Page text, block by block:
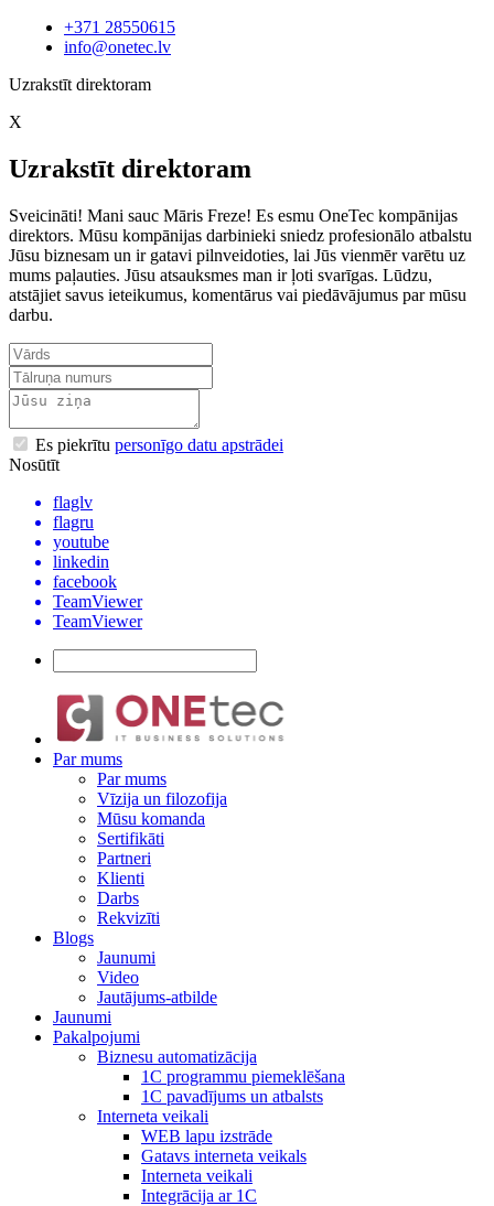
+371 28550615
info@onetec.lv
Uzrakstīt direktoram
X
Uzrakstīt direktoram
Sveicināti! Mani sauc Māris Freze! Es esmu OneTec kompānijas
direktors. Mūsu kompānijas darbinieki sniedz profesionālo atbalstu
Jūsu biznesam un ir gatavi pilnveidoties, lai Jūs vienmēr varētu uz
mums paļauties. Jūsu atsauksmes man ir ļoti svarīgas. Lūdzu,
atstājiet savus ieteikumus, komentārus vai piedāvājumus par mūsu
darbu.
Es piekrītu personīgo datu apstrādei
Nosūtīt
flaglv
flagru
youtube
linkedin
facebook
TeamViewer
TeamViewer
Par mums
Par mums
Vīzija un filozofija
Mūsu komanda
Sertifikāti
Partneri
Klienti
Darbs
Rekvizīti
Blogs
Jaunumi
Video
Jautājums-atbilde
Jaunumi
Pakalpojumi
Biznesu automatizācija
1С programmu piemeklēšana
1С pavadījums un atbalsts
Interneta veikali
WEB lapu izstrāde
Gatavs interneta veikals
Interneta veikali
Integrācija ar 1C